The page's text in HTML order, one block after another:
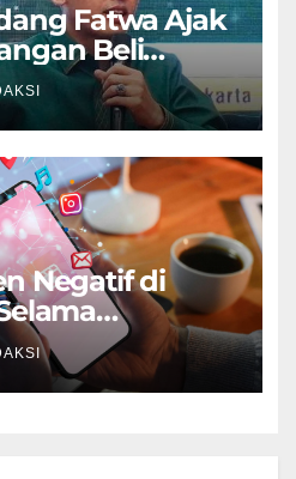
Fatwa Ajak
Beli
Halal
Negatif di